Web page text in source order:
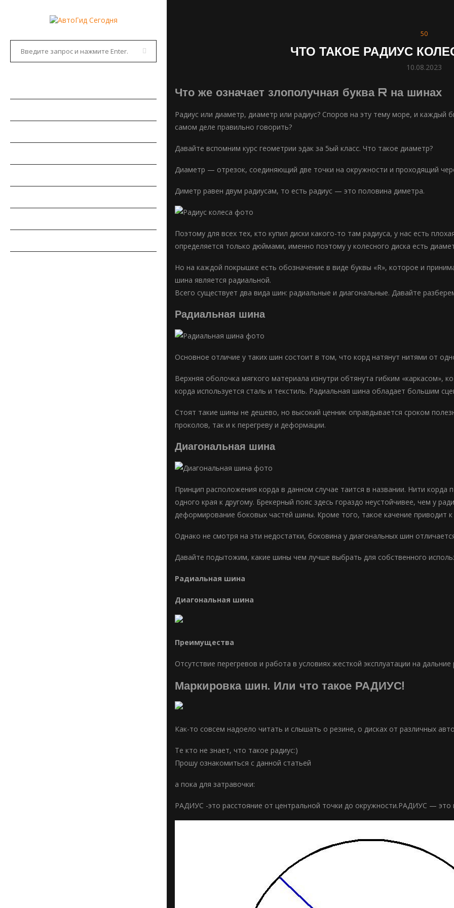
50
ЧТО ТАКОЕ РАДИУС
10.08.2023
Что же означает злополучная буква R на шинах
Радиус или диаметр, диаметр или радиус? Споров на эту тему море, и каждый
самом деле правильно говорить?
Давайте вспомним курс геометрии эдак за 5ый класс. Что такое диаметр?
Диаметр — отрезок, соединяющий две точки на окружности и проходящий
Диметр равен двум радиусам, то есть радиус — это половина диметра.
Поэтому для всех тех, кто купил диски какого-то там радиуса, у нас есть
определяется только дюймами, именно поэтому у колесного диска есть
Но на каждой покрышке есть обозначение в виде буквы «R», которое и
шина является радиальной.
Всего существует два вида шин: радиальные и диагональные. Давайте
Радиальная шина
Основное отличие у таких шин состоит в том, что корд натянут нитями от
Верхняя оболочка мягкого материала изнутри обтянута гибким «каркасом»,
корда используется сталь и текстиль. Радиальная шина обладает большим
Стоят такие шины не дешево, но высокий ценник оправдывается сроком
проколов, так и к перегреву и деформации.
Диагональная шина
Принцип расположения корда в данном случае таится в названии. Нити корда
одного края к другому. Брекерный пояс здесь гораздо неустойчивее, чем у
деформирование боковых частей шины. Кроме того, такое качение приводит
Однако не смотря на эти недостатки, боковина у диагональных шин
Давайте подытожим, какие шины чем лучше выбрать для собственного
Радиальная шина
Диагональная шина
Преимущества
Отсутствие перегревов и работа в условиях жесткой эксплуатации на дальние
Маркировка шин. Или что такое РАДИУС!
Как-то совсем надоело читать и слышать о резине, о дисках от различных
Те кто не знает, что такое радиус:)
Прошу ознакомиться с данной статьей
а пока для затравочки:
РАДИУС -это расстояние от центральной точки до окружности.РАДИУС —